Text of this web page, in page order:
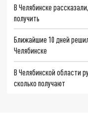
В Челябинске
получить
Ближайшие 10 дней
Челябинске
В Челябинской области
сколько получают